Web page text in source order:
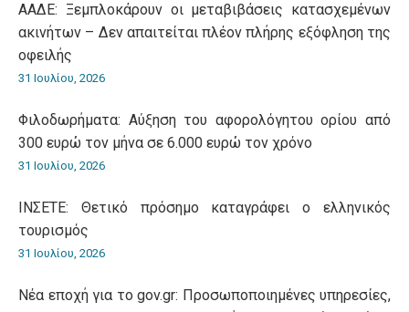
ΑΑΔΕ: Ξεμπλοκάρουν οι μεταβιβάσεις κατασχεμένων
ακινήτων – Δεν απαιτείται πλέον πλήρης εξόφληση της
οφειλής
31 Ιουλίου, 2026
Φιλοδωρήματα: Αύξηση του αφορολόγητου ορίου από
300 ευρώ τον μήνα σε 6.000 ευρώ τον χρόνο
31 Ιουλίου, 2026
ΙΝΣΕΤΕ: Θετικό πρόσημο καταγράφει ο ελληνικός
τουρισμός
31 Ιουλίου, 2026
Νέα εποχή για το gov.gr: Προσωποποιημένες υπηρεσίες,